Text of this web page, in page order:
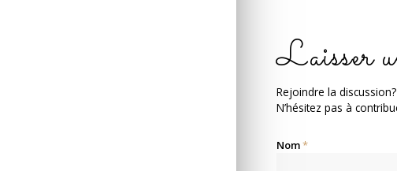
Laisser
Rejoindre la discussion?
N’hésitez pas à
Nom*